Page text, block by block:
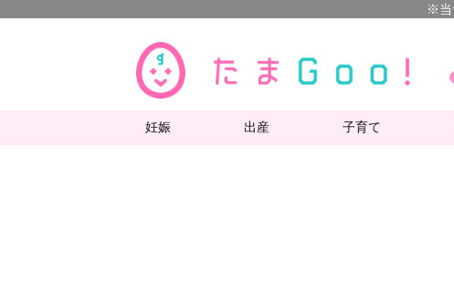
妊娠 出産 子育て